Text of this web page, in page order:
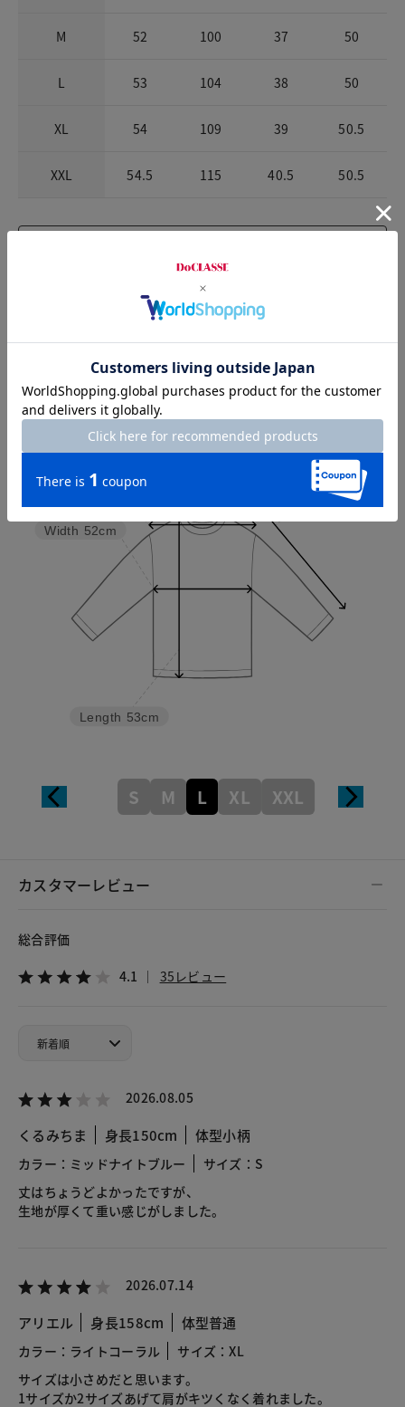
M 52 100 37 50
L 53 104 38 50
XL 54 109 39 50.5
XXL 54.5 115 40.5 50.5
Check the recommended size
Try this item on
50cm
Length 53cm
Width 52cm
Shoulder width
S M L XL XXL
カスタマーレビュー
総合評価
4.1 35レビュー
2026.08.05
くるみちま 身長150cm 体型小柄
カラー：ミッドナイトブルー
サイズ：S
丈はちょうどよかったですが、
生地が厚くて重い感じがしました。
2026.07.14
アリエル 身長158cm 体型普通
カラー：ライトコーラル
サイズ：XL
サイズは小さめだと思います。
1サイズか2サイズあげて肩がキツくなく着れました。